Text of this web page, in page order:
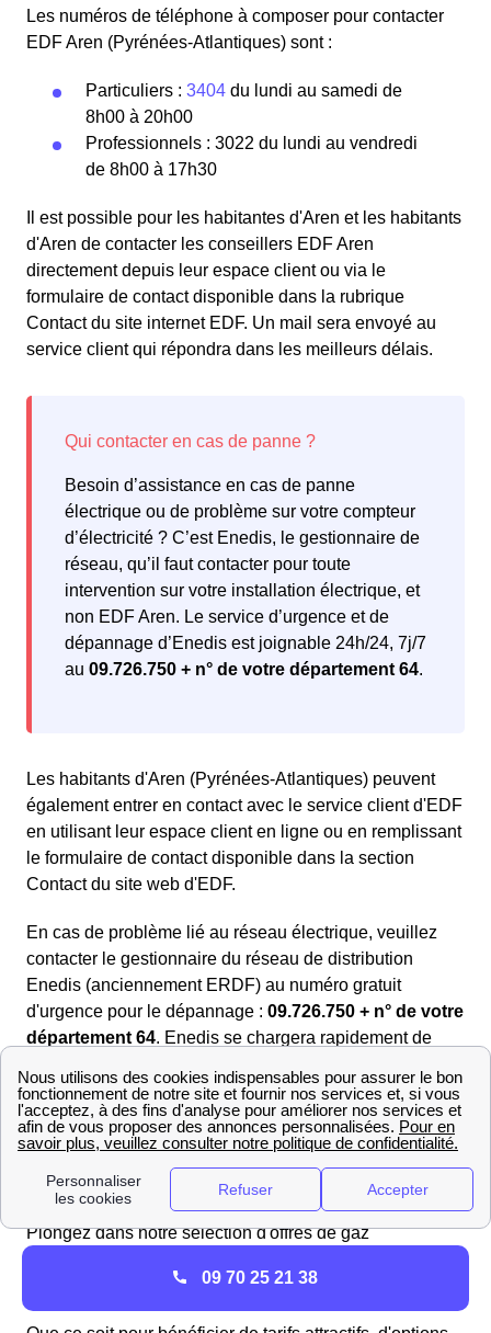
Les numéros de téléphone à composer pour contacter
EDF Aren (Pyrénées-Atlantiques) sont :
Particuliers : 3404 du lundi au samedi de
8h00 à 20h00
Professionnels : 3022 du lundi au vendredi
de 8h00 à 17h30
Il est possible pour les habitantes d'Aren et les habitants
d'Aren de contacter les conseillers EDF Aren
directement depuis leur espace client ou via le
formulaire de contact disponible dans la rubrique
Contact du site internet EDF. Un mail sera envoyé au
service client qui répondra dans les meilleurs délais.
Besoin d’assistance en cas de panne
électrique ou de problème sur votre compteur
d’électricité ? C’est Enedis, le gestionnaire de
réseau, qu’il faut contacter pour toute
intervention sur votre installation électrique, et
non EDF Aren. Le service d’urgence et de
dépannage d’Enedis est joignable 24h/24, 7j/7
au 09.726.750 + n° de votre département 64.
Les habitants d'Aren (Pyrénées-Atlantiques) peuvent
également entrer en contact avec le service client d'EDF
en utilisant leur espace client en ligne ou en remplissant
le formulaire de contact disponible dans la section
Contact du site web d'EDF.
En cas de problème lié au réseau électrique, veuillez
contacter le gestionnaire du réseau de distribution
Enedis (anciennement ERDF) au numéro gratuit
d'urgence pour le dépannage : 09.726.750 + n° de votre
département 64. Enedis se chargera rapidement de
Trouvez les meilleurs fournisseurs de gaz en 2025 à
Aren
Si vous souhaitez avoir une vue d'ensemble et vous
faire une opinion objective sur les offres de gaz, il est
indispensable de les comparer les unes aux autres.
Plongez dans notre sélection d'offres de gaz
besoins énergétiques.09 70 25 21 38